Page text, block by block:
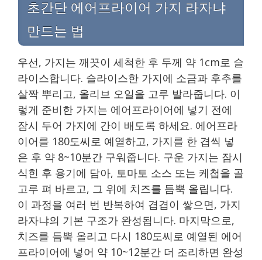
초간단 에어프라이어 가지 라자냐
만드는 법
우선, 가지는 깨끗이 세척한 후 두께 약 1cm로 슬
라이스합니다. 슬라이스한 가지에 소금과 후추를
살짝 뿌리고, 올리브 오일을 고루 발라줍니다. 이
렇게 준비한 가지는 에어프라이어에 넣기 전에
잠시 두어 가지에 간이 배도록 하세요. 에어프라
이어를 180도씨로 예열하고, 가지를 한 겹씩 넣
은 후 약 8~10분간 구워줍니다. 구운 가지는 잠시
식힌 후 용기에 담아, 토마토 소스 또는 케첩을 골
고루 펴 바르고, 그 위에 치즈를 듬뿍 올립니다.
이 과정을 여러 번 반복하여 겹겹이 쌓으면, 가지
라자냐의 기본 구조가 완성됩니다. 마지막으로,
치즈를 듬뿍 올리고 다시 180도씨로 예열된 에어
프라이어에 넣어 약 10~12분간 더 조리하면 완성